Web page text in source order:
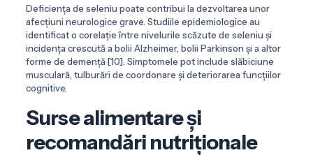
Deficiența de seleniu poate contribui la dezvoltarea unor
afecțiuni neurologice grave. Studiile epidemiologice au
identificat o corelație între nivelurile scăzute de seleniu și
incidența crescută a bolii Alzheimer, bolii Parkinson și a altor
forme de demență [10]. Simptomele pot include slăbiciune
musculară, tulburări de coordonare și deteriorarea funcțiilor
cognitive.
Surse alimentare și
recomandări nutriționale